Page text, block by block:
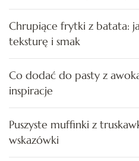
Chrupiące frytki z batata:
teksturę i smak
Co dodać do pasty z
inspiracje
Puszyste muffinki z
wskazówki